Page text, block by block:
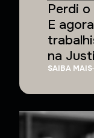
Perdi
E
na
SAIBA MAIS